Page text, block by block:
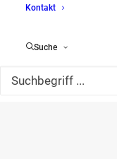
Kontakt
Suche